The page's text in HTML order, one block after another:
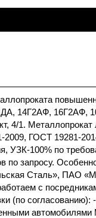
14Г2АФ, 16Г2АФ,
4/1. Металлопрокат
ГОСТ 19281-
УЗК-100% по
запросу.
Сталь», ПАО
с
(по согласованию):
автомобилями